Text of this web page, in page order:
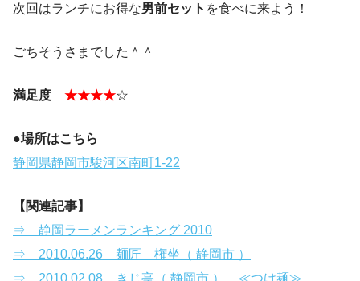
次回はランチにお得な男前セット を食べに来よう！
ごちそうさまでした＾＾
満足度 ★★★★☆
●場所はこちら
静岡県静岡市駿河区南町1-22
【関連記事】
⇒ 静岡ラーメンランキング 2010
⇒ 2010.06.26 麺匠 権坐（ 静岡市 ）
⇒ 2010.02.08 きじ亭（ 静岡市 ） ≪つけ麺≫